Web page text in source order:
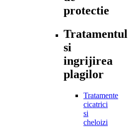
protectie
Tratamentul
si
ingrijirea
plagilor
Tratamente
cicatrici
si
cheloizi